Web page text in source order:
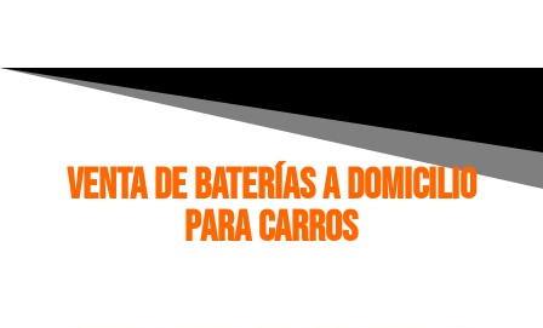
Venta de baterías a domicilio
para Carros